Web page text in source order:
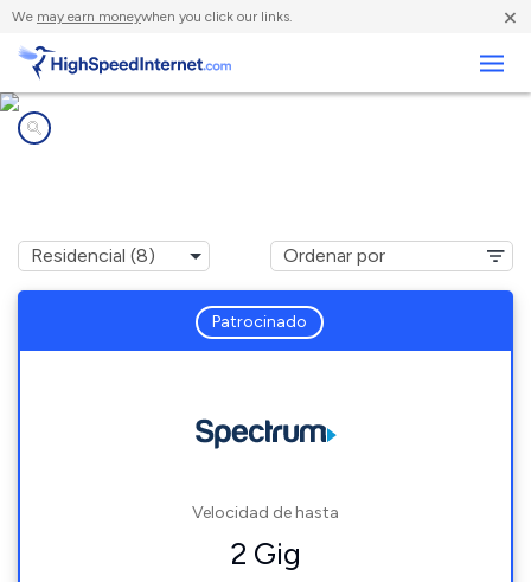
We may earn moneywhen you click our links. ×
Patrocinado
Velocidad de hasta
2 Gig